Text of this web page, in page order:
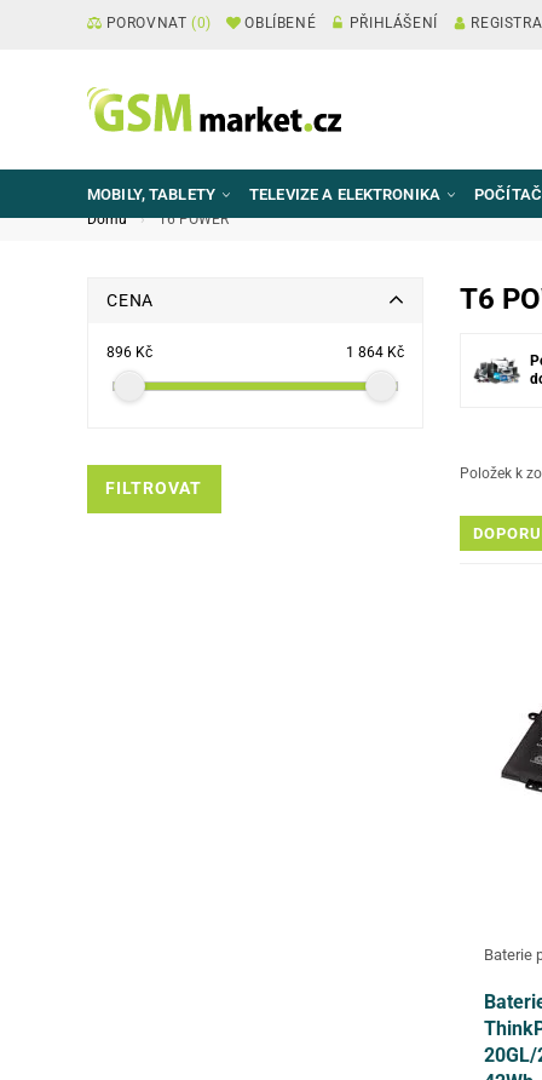
POROVNAT(0) OBLÍBENÉ PŘIHLÁŠENÍ
MOBILY, TABLETY TELEVIZE A ELEKTRONIKA
Domů T6 POWER
CENA
896 Kč 1 864 Kč
FILTROVAT
T6
Položek k
Baterie
20GL/